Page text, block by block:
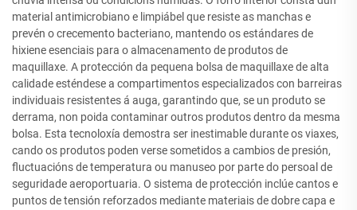
material antimicrobiano e limpiábel que resiste as manchas e
prevén o crecemento bacteriano, mantendo os estándares de
hixiene esenciais para o almacenamento de produtos de
maquillaxe. A protección da pequena bolsa de maquillaxe de alta
calidade esténdese a compartimentos especializados con barreiras
individuais resistentes á auga, garantindo que, se un produto se
derrama, non poida contaminar outros produtos dentro da mesma
bolsa. Esta tecnoloxía demostra ser inestimable durante os viaxes,
cando os produtos poden verse sometidos a cambios de presión,
fluctuacións de temperatura ou manuseo por parte do persoal de
seguridade aeroportuaria. O sistema de protección inclúe cantos e
puntos de tensión reforzados mediante materiais de dobre capa e